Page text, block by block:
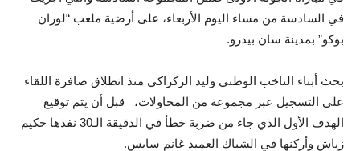
في السادسة من مساء اليوم الأربعاء، على أرضية ملعب “لوران
بوكو” بمدينة سان بيدرو.
بحث أبناء الناخب الوطني وليد الركراكي منذ انطلاق صافرة اللقاء
على التسجيل عبر مجموعة من المحاولات، قبل أن يتم توقيع
الهدف الأول الذي جاء من ضربة خطأ في الدقيقة الـ30 نفذها حكيم
زياش وأركنها في الشباك العميد غانم سايس.